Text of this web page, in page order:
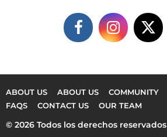
ABOUT US ABOUT US COMMUNITY
FAQS
CONTACT US OUR TEAM
© 2026 Todos los derechos reservados